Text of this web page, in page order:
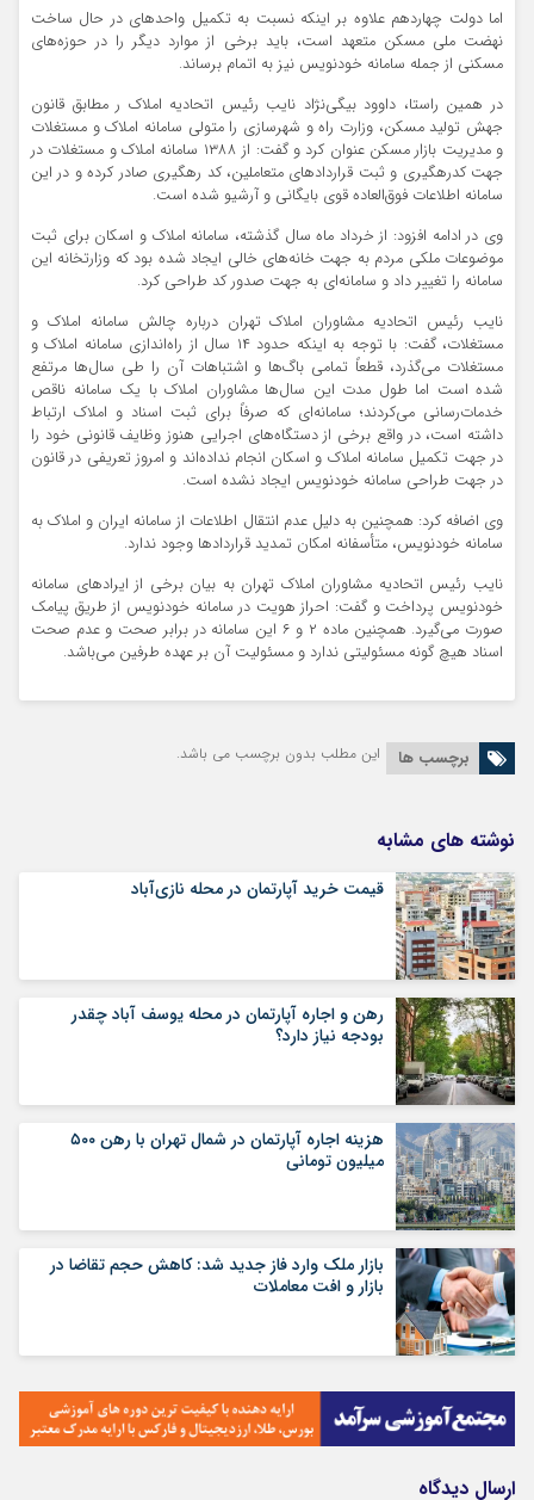
اما دولت چهاردهم علاوه بر اینکه نسبت به تکمیل واحدهای در حال ساخت
نهضت ملی مسکن متعهد است، باید برخی از موارد دیگر را در حوزه‌های
مسکنی از جمله سامانه خودنویس نیز به اتمام برساند.
در همین راستا، داوود بیگی‌نژاد نایب رئیس اتحادیه املاک ر مطابق قانون
جهش تولید مسکن، وزارت راه و شهرسازی را متولی سامانه املاک و مستغلات
و مدیریت بازار مسکن عنوان کرد و گفت: از ۱۳۸۸ سامانه املاک و مستغلات در
جهت کدرهگیری و ثبت قراردادهای متعاملین، کد رهگیری صادر کرده و در این
سامانه اطلاعات فوق‌العاده قوی بایگانی و آرشیو شده است.
وی در ادامه افزود: از خرداد ماه سال گذشته، سامانه املاک و اسکان برای ثبت
موضوعات ملکی مردم به جهت خانه‌های خالی ایجاد شده بود که وزارتخانه این
سامانه را تغییر داد و سامانه‌ای به جهت صدور کد طراحی کرد.
نایب رئیس اتحادیه مشاوران املاک تهران درباره چالش سامانه املاک و
مستغلات، گفت: با توجه به اینکه حدود ۱۴ سال از راه‌اندازی سامانه املاک و
مستغلات می‌گذرد، قطعاً تمامی باگ‌ها و اشتباهات آن را طی سال‌ها مرتفع
شده است اما طول مدت این سال‌ها مشاوران املاک با یک سامانه ناقص
خدمات‌رسانی می‌کردند؛ سامانه‌ای که صرفاً برای ثبت اسناد و املاک ارتباط
داشته است، در واقع برخی از دستگاه‌های اجرایی هنوز وظایف قانونی خود را
در جهت تکمیل سامانه املاک و اسکان انجام نداده‌اند و امروز تعریفی در قانون
در جهت طراحی سامانه خودنویس ایجاد نشده است.
وی اضافه کرد: همچنین به دلیل عدم انتقال اطلاعات از سامانه ایران و املاک به
سامانه خودنویس، متأسفانه امکان تمدید قراردادها وجود ندارد.
نایب رئیس اتحادیه مشاوران املاک تهران به بیان برخی از ایرادهای سامانه
خودنویس پرداخت و گفت: احراز هویت در سامانه خودنویس از طریق پیامک
صورت می‌گیرد. همچنین ماده ۲ و ۶ این سامانه در برابر صحت و عدم صحت
اسناد هیچ گونه مسئولیتی ندارد و مسئولیت آن بر عهده طرفین می‌باشد.
برچسب ها این مطلب بدون برچسب می باشد.
نوشته های مشابه
قیمت خرید آپارتمان در محله نازی‌آباد
رهن و اجاره آپارتمان در محله یوسف آباد چقدر
بودجه نیاز دارد؟
هزینه اجاره آپارتمان در شمال تهران با رهن ۵۰۰
میلیون تومانی
بازار ملک وارد فاز جدید شد: کاهش حجم تقاضا در
بازار و افت معاملات
ارسال دیدگاه